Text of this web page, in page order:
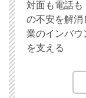
対面も電話も
の不安を解消
業のインバウ
を支える